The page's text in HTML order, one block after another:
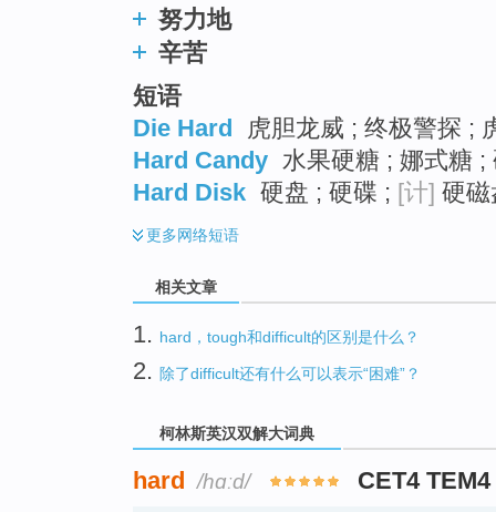
努力地
辛苦
短语
Die Hard
虎胆龙威 ; 终极警探 ;
Hard Candy 水果硬糖 ; 娜式糖 ;
Hard Disk 硬盘 ; 硬碟 ; [计] 硬
更多网络短语
相关文章
1. hard，tough和difficult的区别是什么？
2. 除了difficult还有什么可以表示“困难”？
柯林斯英汉双解大词典
hard /hɑːd/ CET4 TEM4